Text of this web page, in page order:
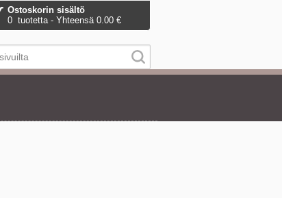
Ostoskorin sisältö
0 tuotetta - Yhteensä 0.00 €